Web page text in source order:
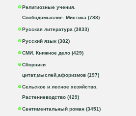
Религиозные учения.
Свободомыслие. Мистика (788)
Русская литература (3833)
Русский язык (382)
СМИ. Книжное дело (429)
Сборники
цитат,мыслей,афоризмов (197)
Сельское и лесное хозяйство.
Растениеводство (429)
Сентиментальный роман (3451)